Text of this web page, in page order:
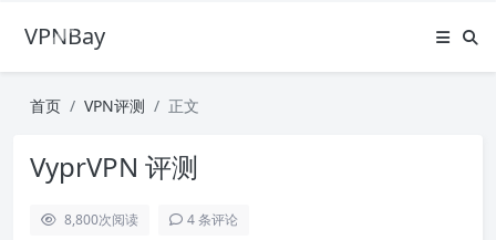
VPNBay
首页 VPN评测 正文
VyprVPN 评测
8,800次阅读 4 条评论